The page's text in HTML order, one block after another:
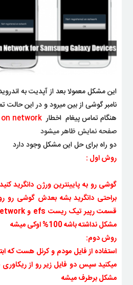
نامبر گوشی از بین میرود و در این
هنگام تماس پیغام اخطار network
صفحه نمایش ظاهر میشود
دو راه برای حل این مشکل وجود دارد
روش اول :
گوشی رو به پایینترین ورژن دانگرید
براحتی دانگرید بشه
مشکل نداشته باشه 100% اوکی میشه
روش دوم:
استفاده از فایل مودم و کرنل هست که
میکنید سپس دو فایل زیر رو از
مشکل برطرف میشه